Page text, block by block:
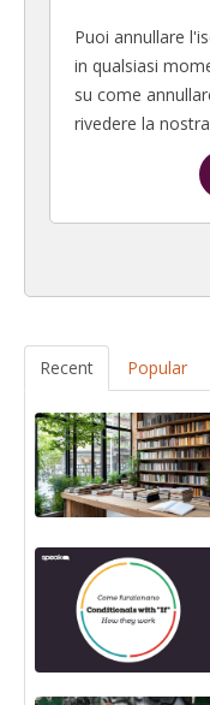
Puoi annullare
in qualsiasi
su come
rivedere la nostra
Recent Popular